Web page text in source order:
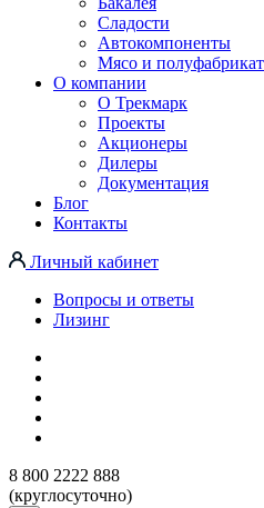
Сладости
Автокомпоненты
Мясо и
О компании
О Трекмарк
Проекты
Акционеры
Дилеры
Документация
Блог
Контакты
Личный кабинет
Вопросы и ответы
Лизинг
8 800 2222 888
(круглосуточно)